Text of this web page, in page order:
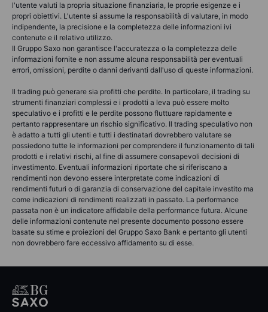
l'utente valuti la propria situazione finanziaria, le proprie esigenze e i
propri obiettivi. L'utente si assume la responsabilità di valutare, in modo
indipendente, la precisione e la completezza delle informazioni ivi
contenute e il relativo utilizzo.
Il Gruppo Saxo non garantisce l'accuratezza o la completezza delle
informazioni fornite e non assume alcuna responsabilità per eventuali
errori, omissioni, perdite o danni derivanti dall'uso di queste informazioni.
Il trading può generare sia profitti che perdite. In particolare, il trading su
strumenti finanziari complessi e i prodotti a leva può essere molto
speculativo e i profitti e le perdite possono fluttuare rapidamente e
pertanto rappresentare un rischio significativo. Il trading speculativo non
è adatto a tutti gli utenti e tutti i destinatari dovrebbero valutare se
possiedono tutte le informazioni per comprendere il funzionamento di tali
prodotti e i relativi rischi, al fine di assumere consapevoli decisioni di
investimento. Eventuali informazioni riportate che si riferiscano a
rendimenti non devono essere interpretate come indicazioni di
rendimenti futuri o di garanzia di conservazione del capitale investito ma
come indicazioni di rendimenti realizzati in passato. La performance
passata non è un indicatore affidabile della performance futura. Alcune
delle informazioni contenute nel presente documento possono essere
basate su stime e proiezioni del Gruppo Saxo Bank e pertanto gli utenti
non dovrebbero fare eccessivo affidamento su di esse.